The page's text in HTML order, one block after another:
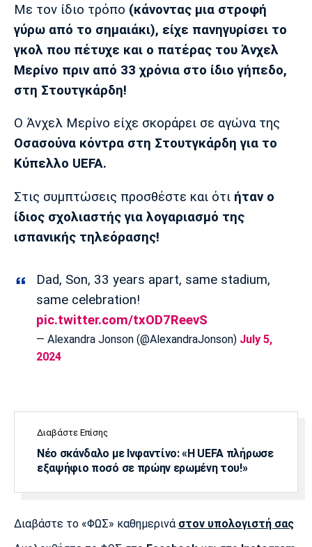
Ίντερ Μίλαν Μπάγερν
Μπορούσια
Με τον ίδιο τρόπο (κάνοντας μια στροφή
γύρω από το σημαιάκι), είχε πανηγυρίσει το
γκολ που πέτυχε και ο πατέρας του Άνχελ
Μερίνο πριν από 33 χρόνια στο ίδιο γήπεδο,
στη Στουτγκάρδη!
Ο Άνχελ Μερίνο είχε σκοράρει σε αγώνα της
Οσασούνα κόντρα στη Στουτγκάρδη για το
Κύπελλο UEFA.
Στις συμπτώσεις προσθέστε και ότι ήταν ο
ίδιος σχολιαστής για λογαριασμό της
ισπανικής τηλεόρασης!
Dad, Son, 33 years apart, same stadium,
same celebration!
pic.twitter.com/txOD7ReevS
— Alexandra Jonson (@AlexandraJonson) July 5,
2024
Διαβάστε Επίσης
Νέο σκάνδαλο με Ινφαντίνο: «Η UEFA πλήρωσε
εξαψήφιο ποσό σε πρώην ερωμένη του!»
Διαβάστε το «ΦΩΣ» καθημερινά στον υπολογιστή σας